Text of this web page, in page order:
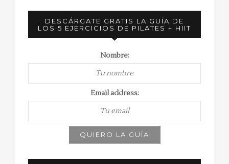
DESCÁRGATE GRATIS LA GUÍA DE
LOS 5 EJERCICIOS DE PILATES + HIIT
Nombre:
Email address: